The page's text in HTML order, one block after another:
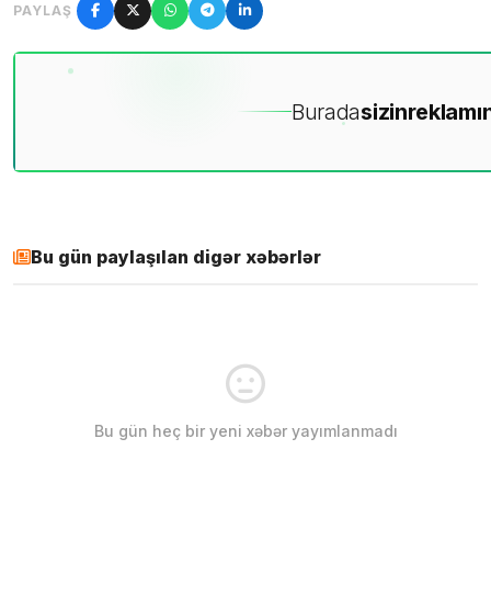
PAYLAŞ
Buradasizin
Bu gün paylaşılan digər xəbərlər
Bu gün heç bir yeni xəbər yayımlanmadı